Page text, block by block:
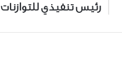
رئيس تنفيذي للتوازنات